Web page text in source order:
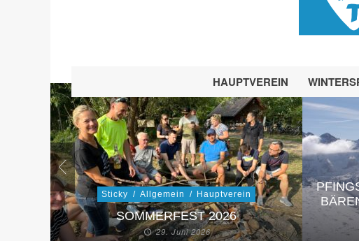
HAUPTVEREIN
Sticky / Allgemein / Hauptverein
SOMMERFEST 2026
29. Juni 2026